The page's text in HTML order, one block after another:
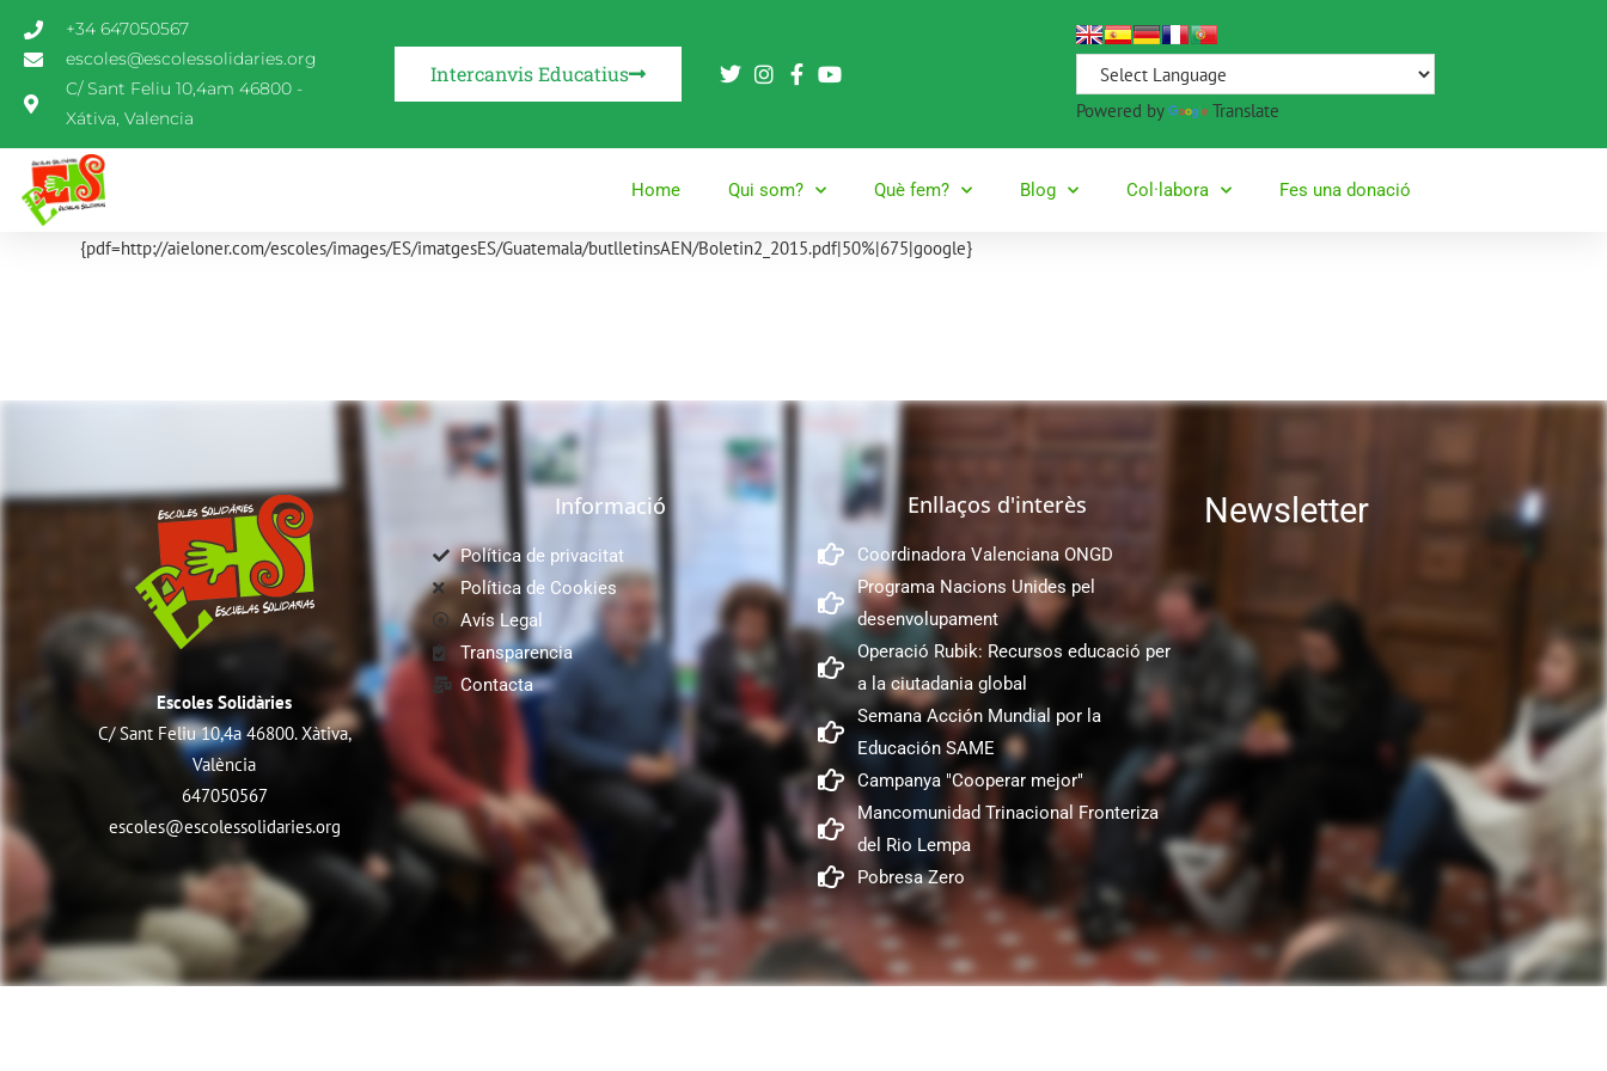
+34 647050567
escoles@escolessolidaries.org
C/ Sant Feliu 10,4am 46800 -
Xátiva, Valencia
Intercanvis Educatius
Powered by Translate
Home Qui som? Què fem? Blog Col·labora Fes una donació
{pdf=http://aieloner.com/escoles/images/ES/imatgesES/Guatemala/butlletinsAEN/Boletin2_2015.pdf|50%|675|google}
Escoles Solidàries
C/ Sant Feliu 10,4a 46800. Xàtiva,
València
647050567
escoles@escolessolidaries.org
Informació
Política de privacitat
Política de Cookies
Avís Legal
Transparencia
Contacta
Enllaços d'interès
Coordinadora Valenciana ONGD
Programa Nacions Unides pel
desenvolupament
Operació Rubik: Recursos educació per
a la ciutadania global
Semana Acción Mundial por la
Educación SAME
Campanya "Cooperar mejor"
Mancomunidad Trinacional Fronteriza
del Rio Lempa
Pobresa Zero
Newsletter